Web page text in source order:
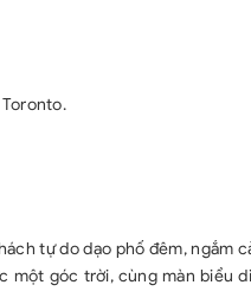
việc ăn uống,
25km, khách
Các bữa
35-45 CAD/
thịt bò Mỹ,
Ăn sáng
BỮA ĂN
TRÊN
CÓ TẠI FLY
Xe đón tiễn
tự do dạo phố đêm, ngắm
một góc trời, cùng màn biểu